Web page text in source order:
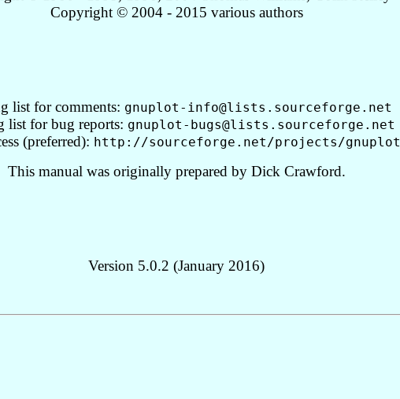
Copyright © 2004 - 2015 various authors
list for comments: gnuplot-info@lists.sourceforge.net
list for bug reports: gnuplot-bugs@lists.sourceforge.net
(preferred): http://sourceforge.net/projects/gnuplot
This manual was originally prepared by Dick Crawford.
Version 5.0.2 (January 2016)